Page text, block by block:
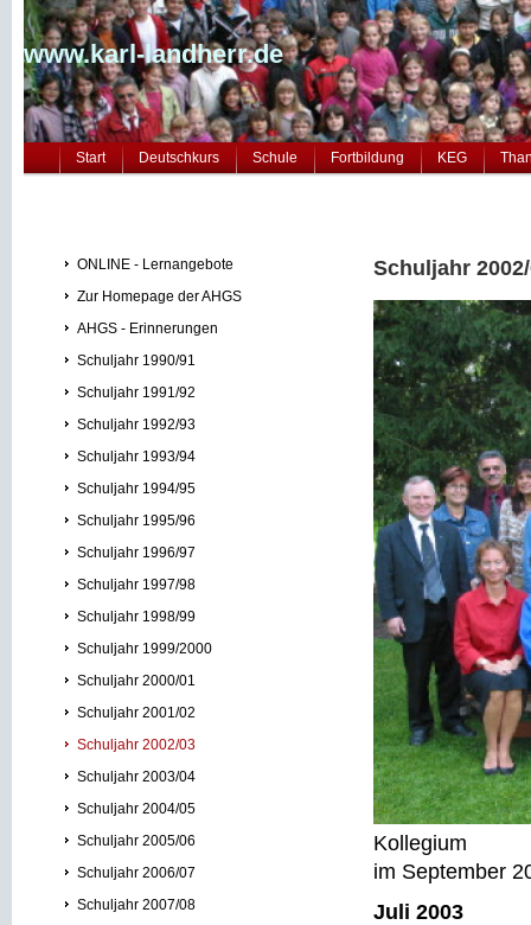
www.karl-landherr.de
Start Deutschkurs Schule Fortbildung KEG
ONLINE - Lernangebote
Zur Homepage der AHGS
AHGS - Erinnerungen
Schuljahr 1990/91
Schuljahr 1991/92
Schuljahr 1992/93
Schuljahr 1993/94
Schuljahr 1994/95
Schuljahr 1995/96
Schuljahr 1996/97
Schuljahr 1997/98
Schuljahr 1998/99
Schuljahr 1999/2000
Schuljahr 2000/01
Schuljahr 2001/02
Schuljahr 2002/03
Schuljahr 2003/04
Schuljahr 2004/05
Schuljahr 2005/06
Schuljahr 2006/07
Schuljahr 2007/08
Schuljahr
Kollegium
im September
Juli 2003